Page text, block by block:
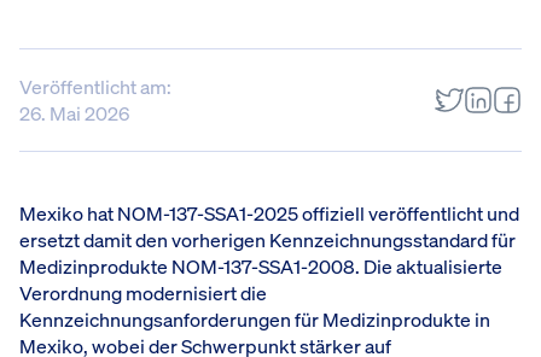
Veröffentlicht am:
26. Mai 2026
Mexiko hat NOM-137-SSA1-2025 offiziell veröffentlicht und
ersetzt damit den vorherigen Kennzeichnungsstandard für
Medizinprodukte NOM-137-SSA1-2008. Die aktualisierte
Verordnung modernisiert die
Kennzeichnungsanforderungen für Medizinprodukte in
Mexiko, wobei der Schwerpunkt stärker auf